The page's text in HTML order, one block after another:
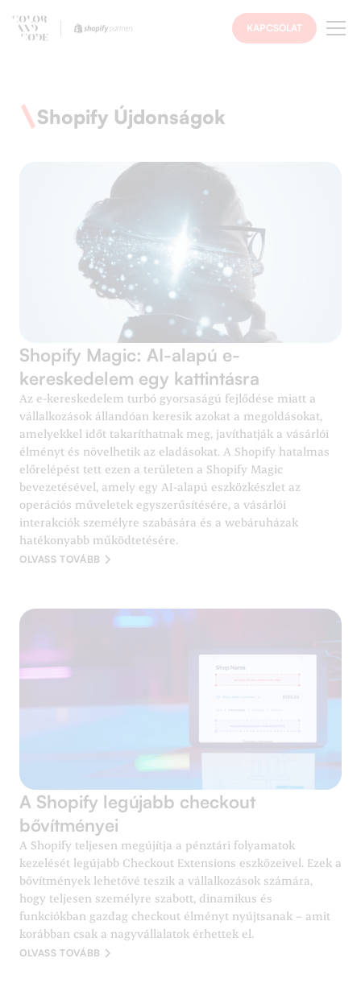
KAPCSOLAT
Shopify Újdonságok
Shopify Magic: AI-alapú e-
kereskedelem egy kattintásra
Az e-kereskedelem turbó gyorsaságú fejlődése miatt a
vállalkozások állandóan keresik azokat a megoldásokat,
amelyekkel időt takaríthatnak meg, javíthatják a vásárlói
élményt és növelhetik az eladásokat. A Shopify hatalmas
előrelépést tett ezen a területen a Shopify Magic
bevezetésével, amely egy AI-alapú eszközkészlet az
operációs műveletek egyszerűsítésére, a vásárlói
interakciók személyre szabására és a webáruházak
hatékonyabb működtetésére.
OLVASS TOVÁBB
A Shopify legújabb checkout
bővítményei
A Shopify teljesen megújítja a pénztári folyamatok
kezelését legújabb Checkout Extensions eszközeivel. Ezek a
bővítmények lehetővé teszik a vállalkozások számára,
hogy teljesen személyre szabott, dinamikus és
funkciókban gazdag checkout élményt nyújtsanak – amit
korábban csak a nagyvállalatok érhettek el.
OLVASS TOVÁBB